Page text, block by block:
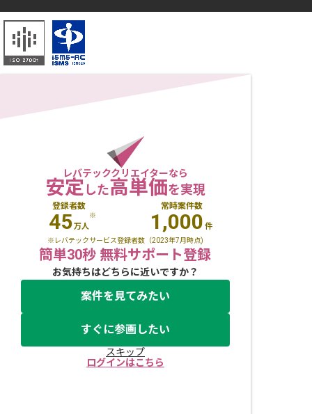
レバテッククリエイターなら
安定した高単価を実現
登録者数
45万人
※
常時案件数
1,000 件
※レバテックサービス登録者数（2023年7月時点)
簡単30秒 無料サポート登録
お気持ちはどちらに近いですか？
案件を見てみたい
すぐに参画したい
スキップ
ログインはこちら